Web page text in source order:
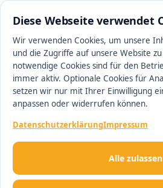
Diese Webseite verwendet
Wir verwenden Cookies, um unsere
und die Zugriffe auf unsere Website
notwendige Cookies sind für den
immer aktiv. Optionale Cookies für
setzen wir nur mit Ihrer Einwilligung
anpassen oder widerrufen können.
DatenschutzerklärungImpressum
Alle zulassen